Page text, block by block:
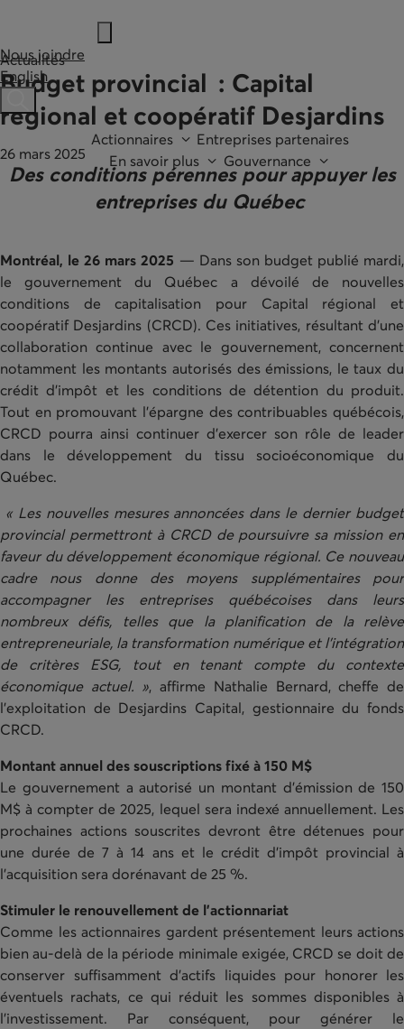
Nous joindre
English
Ouvre une barre de recherche
Actionnaires
Entreprises partenaires
En savoir plus
Gouvernance
Actualités
Budget provincial : Capital
régional et coopératif Desjardins
26 mars 2025
Des conditions pérennes pour appuyer les
entreprises du Québec
Montréal, le 26 mars 2025 — Dans son budget publié mardi,
le gouvernement du Québec a dévoilé de nouvelles
conditions de capitalisation pour Capital régional et
coopératif Desjardins (CRCD). Ces initiatives, résultant d’une
collaboration continue avec le gouvernement, concernent
notamment les montants autorisés des émissions, le taux du
crédit d’impôt et les conditions de détention du produit.
Tout en promouvant l’épargne des contribuables québécois,
CRCD pourra ainsi continuer d’exercer son rôle de leader
dans le développement du tissu socioéconomique du
Québec.
« Les nouvelles mesures annoncées dans le dernier budget
provincial permettront à CRCD de poursuivre sa mission en
faveur du développement économique régional. Ce nouveau
cadre nous donne des moyens supplémentaires pour
accompagner les entreprises québécoises dans leurs
nombreux défis, telles que la planification de la relève
entrepreneuriale, la transformation numérique et l’intégration
de critères ESG, tout en tenant compte du contexte
économique actuel. », affirme Nathalie Bernard, cheffe de
l’exploitation de Desjardins Capital, gestionnaire du fonds
CRCD.
Montant annuel des souscriptions fixé à 150 M$
Le gouvernement a autorisé un montant d’émission de 150
M$ à compter de 2025, lequel sera indexé annuellement. Les
prochaines actions souscrites devront être détenues pour
une durée de 7 à 14 ans et le crédit d’impôt provincial à
l’acquisition sera dorénavant de 25 %.
Stimuler le renouvellement de l’actionnariat
Comme les actionnaires gardent présentement leurs actions
bien au-delà de la période minimale exigée, CRCD se doit de
conserver suffisamment d’actifs liquides pour honorer les
éventuels rachats, ce qui réduit les sommes disponibles à
l’investissement. Par conséquent, pour générer le